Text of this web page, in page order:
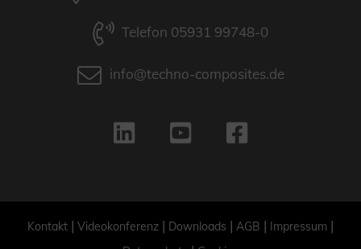
Telefon 05931 99748-0
info@techno-composites.de
Kontakt | Videokonferenz | Downloads | AGB | Impressum |